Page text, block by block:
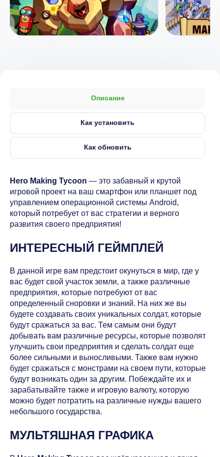
Описание
Как установить
Как обновить
Hero Making Tycoon — это забавный и крутой
игровой проект на ваш смартфон или планшет под
управлением операционной системы Android,
который потребует от вас стратегии и верного
развития своего предприятия!
ИНТЕРЕСНЫЙ ГЕЙМПЛЕЙ
В данной игре вам предстоит окунуться в мир, где у
вас будет свой участок земли, а также различные
предприятия, которые потребуют от вас
определенный сноровки и знаний. На них же вы
будете создавать своих уникальных солдат, которые
будут сражаться за вас. Тем самым они будут
добывать вам различные ресурсы, которые позволят
улучшить свои предприятия и сделать солдат еще
более сильными и выносливыми. Также вам нужно
будет сражаться с монстрами на своем пути, которые
будут возникать один за другим. Побеждайте их и
зарабатывайте также и игровую валюту, которую
можно будет потратить на различные нужды вашего
небольшого государства.
МУЛЬТЯШНАЯ ГРАФИКА